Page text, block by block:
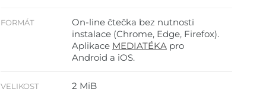
FORMÁT
On-line čtečka bez nutnosti
instalace (Chrome, Edge, Firefox).
Aplikace MEDIATÉKA pro
Android a iOS.
VELIKOST 2 MiB